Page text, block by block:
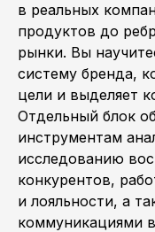
в реальных
продуктов до
рынки. Вы
систему бренда,
цели и выделяет
Отдельный блок
инструментам
исследованию
конкурентов,
и лояльности, а
коммуникациями